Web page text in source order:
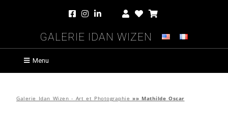
Galerie Idan Wizen
Menu
Galerie Idan Wizen - Art et Photographie »» Mathilde Oscar